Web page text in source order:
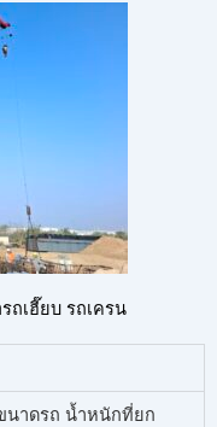
ถเฮี๊ยบ รถเครน
นาดรถ น้ำหนักที่ยก